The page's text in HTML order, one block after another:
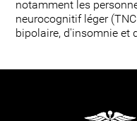
notamment les
neurocognitif léger
bipolaire, d'insomnie et